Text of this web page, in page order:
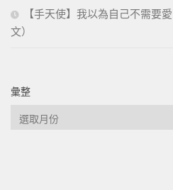
【手天使】我以為自己不需要
文）
彙整
彙